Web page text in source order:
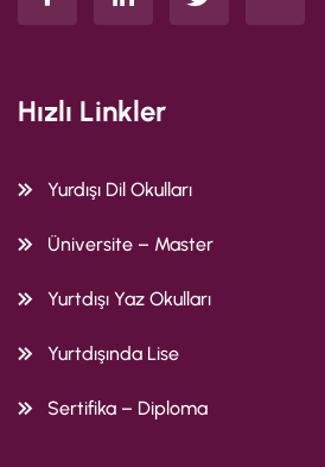
Hızlı Linkler
Yurdışı Dil Okulları
Üniversite – Master
Yurtdışı Yaz Okulları
Yurtdışında Lise
Sertifika – Diploma